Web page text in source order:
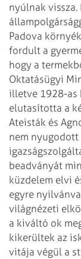
nyúlnak vissza.
Padova
fordult a
hogy a
Oktatásügyi
illetve 1928-as
elutasította a
Ateisták és
nem nyugodott
beadványát
küzdelem elvi
egyre
világnézeti
a kiváltó ok
kikerültek az
vitája végül a